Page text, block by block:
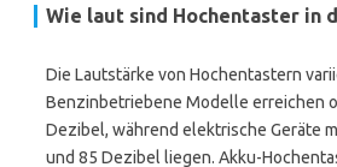
Wie laut sind Hochentaster in
Die Lautstärke von Hochentastern
Benzinbetriebene Modelle erreichen
Dezibel, während elektrische Geräte
und 85 Dezibel liegen. Akku-